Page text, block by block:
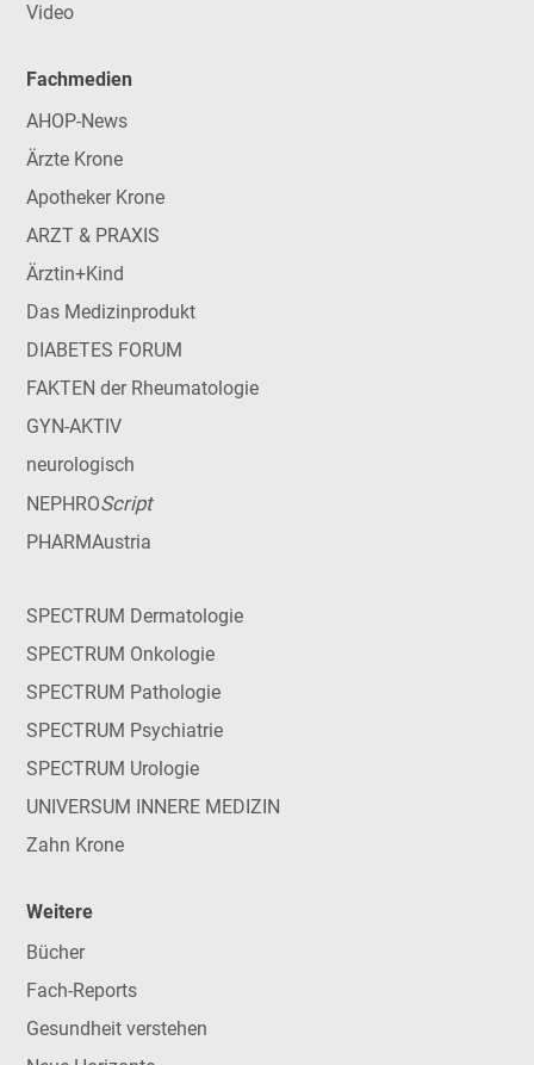
Video
Fachmedien
AHOP-News
Ärzte Krone
Apotheker Krone
ARZT & PRAXIS
Ärztin+Kind
Das Medizinprodukt
DIABETES FORUM
FAKTEN der Rheumatologie
GYN-AKTIV
neurologisch
NEPHROScript
PHARMAustria
SPECTRUM Dermatologie
SPECTRUM Onkologie
SPECTRUM Pathologie
SPECTRUM Psychiatrie
SPECTRUM Urologie
UNIVERSUM INNERE MEDIZIN
Zahn Krone
Weitere
Bücher
Fach-Reports
Gesundheit verstehen